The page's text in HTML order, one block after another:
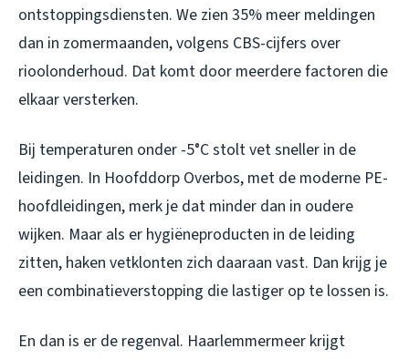
ontstoppingsdiensten. We zien 35% meer meldingen
dan in zomermaanden, volgens CBS-cijfers over
rioolonderhoud. Dat komt door meerdere factoren die
elkaar versterken.
Bij temperaturen onder -5°C stolt vet sneller in de
leidingen. In Hoofddorp Overbos, met de moderne PE-
hoofdleidingen, merk je dat minder dan in oudere
wijken. Maar als er hygiëneproducten in de leiding
zitten, haken vetklonten zich daaraan vast. Dan krijg je
een combinatieverstopping die lastiger op te lossen is.
En dan is er de regenval. Haarlemmermeer krijgt